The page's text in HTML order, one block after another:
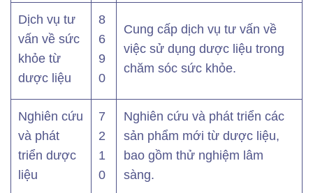
Dịch vụ tư
vấn về sức
khỏe từ
dược liệu
8
6
9
0
Cung cấp dịch vụ tư vấn về
việc sử dụng dược liệu trong
chăm sóc sức khỏe.
Nghiên cứu
và phát
triển dược
liệu
7
2
1
0
Nghiên cứu và phát triển các
sản phẩm mới từ dược liệu,
bao gồm thử nghiệm lâm
sàng.